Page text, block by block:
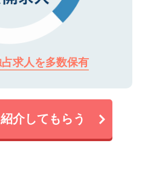
求人を多数保有
介してもらう